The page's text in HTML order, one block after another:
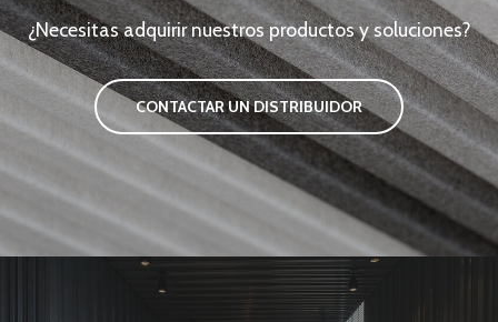
¿Necesitas adquirir nuestros productos y soluciones?
CONTACTAR UN DISTRIBUIDOR